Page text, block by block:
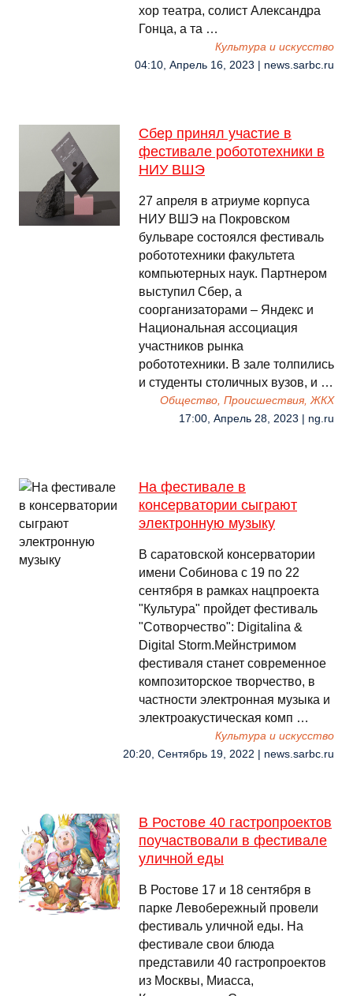
хор театра, солист Александра
Гонца, а та …
Культура и искусство
04:10, Апрель 16, 2023 | news.sarbc.ru
Сбер принял участие в
фестивале робототехники в
НИУ ВШЭ
27 апреля в атриуме корпуса
НИУ ВШЭ на Покровском
бульваре состоялся фестиваль
робототехники факультета
компьютерных наук. Партнером
выступил Сбер, а
соорганизаторами – Яндекс и
Национальная ассоциация
участников рынка
робототехники. В зале толпились
и студенты столичных вузов, и …
Общество, Происшествия, ЖКХ
17:00, Апрель 28, 2023 | ng.ru
На фестивале в
консерватории сыграют
электронную музыку
В саратовской консерватории
имени Собинова с 19 по 22
сентября в рамках нацпроекта
"Культура" пройдет фестиваль
"Сотворчество": Digitalina &
Digital Storm.Мейнстримом
фестиваля станет современное
композиторское творчество, в
частности электронная музыка и
электроакустическая комп …
Культура и искусство
20:20, Сентябрь 19, 2022 | news.sarbc.ru
В Ростове 40 гастропроектов
поучаствовали в фестивале
уличной еды
В Ростове 17 и 18 сентября в
парке Левобережный провели
фестиваль уличной еды. На
фестивале свои блюда
представили 40 гастропроектов
из Москвы, Миасса,